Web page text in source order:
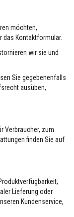
möchten,
das Kontaktformular.
wir sie und
Sie gegebenenfalls
ausüben,
Verbraucher, zum
finden Sie auf
Lieferung oder
Kundenservice,